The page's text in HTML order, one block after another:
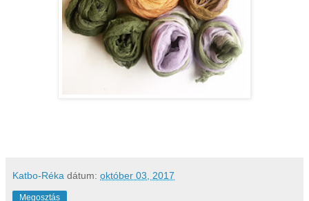
Katbo-Réka dátum: október 03, 2017
Megosztás